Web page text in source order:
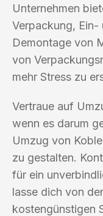
Unternehmen
Verpackung,
Demontage von
von
mehr Stress zu
Vertraue auf
wenn es darum
Umzug von
zu gestalten.
für ein
lasse dich von
kostengünstigen